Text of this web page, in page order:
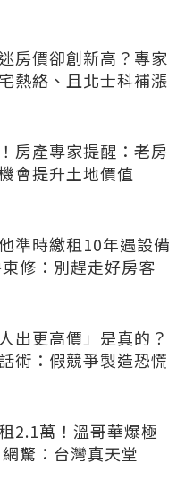
房價卻創新高？專家
熱絡、且北士科補漲
房產專家提醒：老房
會提升土地價值
準時繳租10年遇設備
修：別趕走好房客
出更高價」是真的？
術：假競爭製造恐慌
2.1萬！溫哥華爆極
驚：台灣真天堂